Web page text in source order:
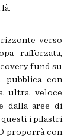
verso
rafforzata,
fund su
pubblica con
ultra veloce
dalla aree di
questi i pilastri
proporrà con